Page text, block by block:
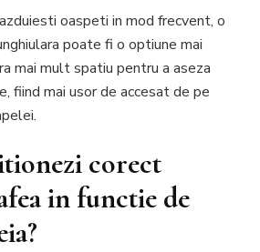
oaspeti in mod frecvent, o
poate fi o optiune mai
mai mult spatiu pentru a aseza
fiind mai usor de accesat de pe
corect
in functie de